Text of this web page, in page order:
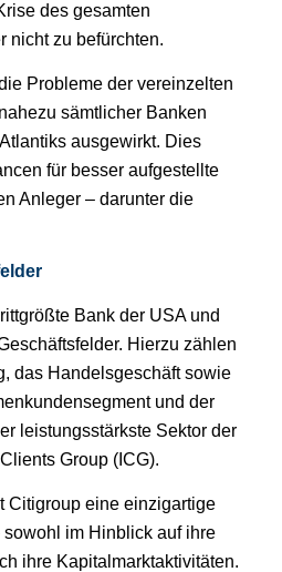
des gesamten
nicht zu befürchten.
Probleme der vereinzelten
sämtlicher Banken
ausgewirkt. Dies
für besser aufgestellte
Anleger – darunter die
Bank der USA und
Hierzu zählen
das Handelsgeschäft sowie
und der
leistungsstärkste Sektor der
Group (ICG).
Citigroup eine einzigartige
im Hinblick auf ihre
ihre Kapitalmarktaktivitäten.